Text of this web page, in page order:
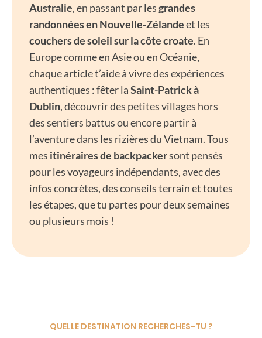
Australie, en passant par lesgrandes
randonnées en Nouvelle-Zélandeet les
couchers de soleil sur la côte croate. En
Europe comme en Asie ou en Océanie,
chaque article t’aide à vivre des expériences
authentiques : fêter laSaint-Patrick à
Dublin, découvrir des petites villages hors
des sentiers battus ou encore partir à
l’aventure dans les rizières du Vietnam. Tous
mes itinéraires de backpackersont pensés
pour les voyageurs indépendants, avec des
infos concrètes, des conseils terrain et toutes
les étapes, que tu partes pour deux semaines
ou plusieurs mois !
QUELLE DESTINATION RECHERCHES-TU ?